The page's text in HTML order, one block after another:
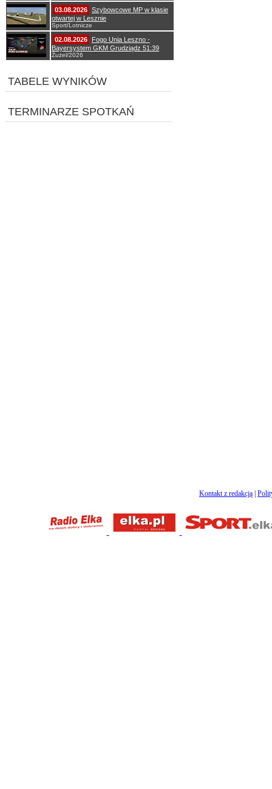
03.08.2026 Szybowcowe MP w klasie
otwartej w Lesznie
Sport/Lotnicze
02.08.2026
Fogo Unia Leszno -
Bayersystem GKM Grudziądz 51:39
Żużel/2026
TABELE WYNIKÓW
TERMINARZE SPOTKAŃ
Kontakt z redakcją